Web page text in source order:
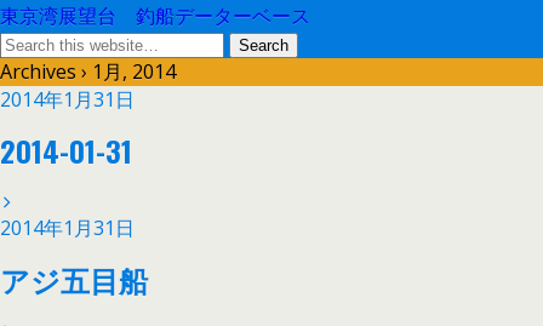
東京湾展望台 釣船データーベース
Archives › 1月, 2014
2014年1月31日
2014-01-31
2014年1月31日
アジ五目船